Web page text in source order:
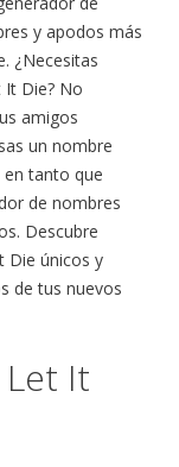
y apodos más
¿Necesitas
Die? No
amigos
un nombre
tanto que
de nombres
Descubre
Die únicos y
de tus nuevos
It